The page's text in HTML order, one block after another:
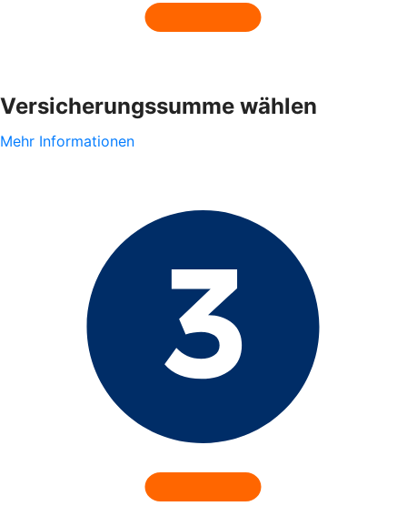
Versicherungssumme wählen
Mehr Informationen